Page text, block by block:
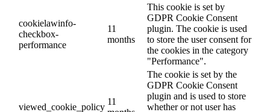
cookielawinfo-
checkbox-
performance
11
months
This cookie is set by
GDPR Cookie Consent
plugin. The cookie is used
to store the user consent for
the cookies in the category
"Performance".
viewed_cookie_policy
11
The cookie is set by the
GDPR Cookie Consent
plugin and is used to store
whether or not user has